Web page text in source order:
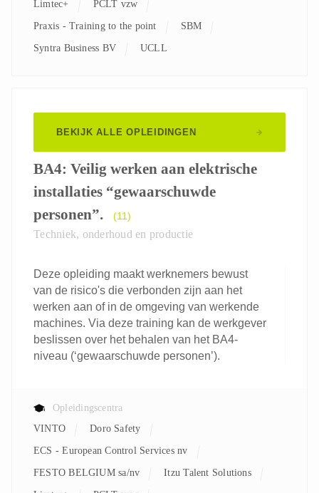
Limtec+ PCLT vzw
Praxis - Training to the point SBM
Syntra Business BV UCLL
BEKIJK ALLE OPLEIDINGEN
BA4: Veilig werken aan elektrische
installaties “gewaarschuwde
personen”.
(11)
Techniek, onderhoud en productie
Deze opleiding maakt werknemers bewust
van de risico's die verbonden zijn aan het
werken aan of in de omgeving van werkende
machines. Via deze training kan de werkgever
beslissen over het behalen van het BA4-
niveau (‘gewaarschuwde personen’).
Opleidingscentra
VINTO
Doro Safety
ECS - European Control Services nv
FESTO BELGIUM sa/nv Itzu Talent Solutions